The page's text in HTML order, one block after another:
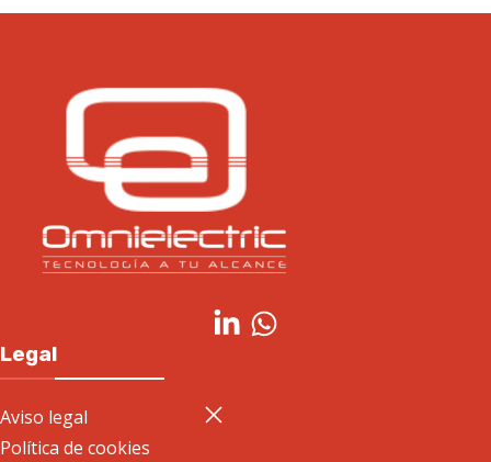
Legal
Aviso legal
Política de cookies